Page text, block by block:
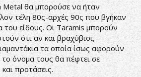
θα μπορούσε να ήταν
τέλη 80ς-αρχές 90ς που βγήκαν
του είδους. Οι Taramis μπορούν
ότι αν και βραχύβιοι,
τα οποία ίσως αφορούν
όνομα τους θα πέφτει σε
προτάσεις.